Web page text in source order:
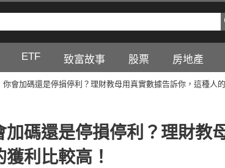
ETF 致富故事 股票 房地產
會加碼還是停損停利？理財教母用真實數據告訴你，這種人
碼還是停損停利？理財教
利比較高！